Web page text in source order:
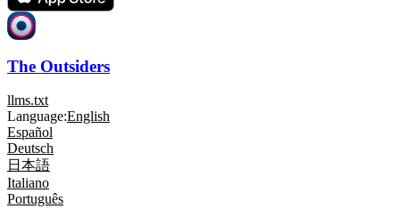
The Outsiders
llms.txt
Language:English
Español
Deutsch
日本語
Italiano
Português